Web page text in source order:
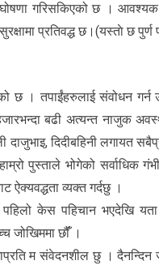
गरिसकिएको छ ।
प्रतिवद्ध छ।(यस्ताे छ पुर्ण
छ । तपाईंहरुलाई संवोधन गर्न
बढी अत्यन्त नाजुक
दिदीबहिनी लगायत
पुस्ताले भोगेको सर्वाधिक
ऐक्यवद्धता व्यक्त गर्दछु ।
केस पहिचान भएदेखि यता
जोखिममा छौंँ ।
म संवेदनशील छु । दैनन्दिन